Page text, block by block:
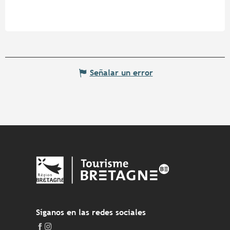
Señalar un error
Síganos en las redes sociales